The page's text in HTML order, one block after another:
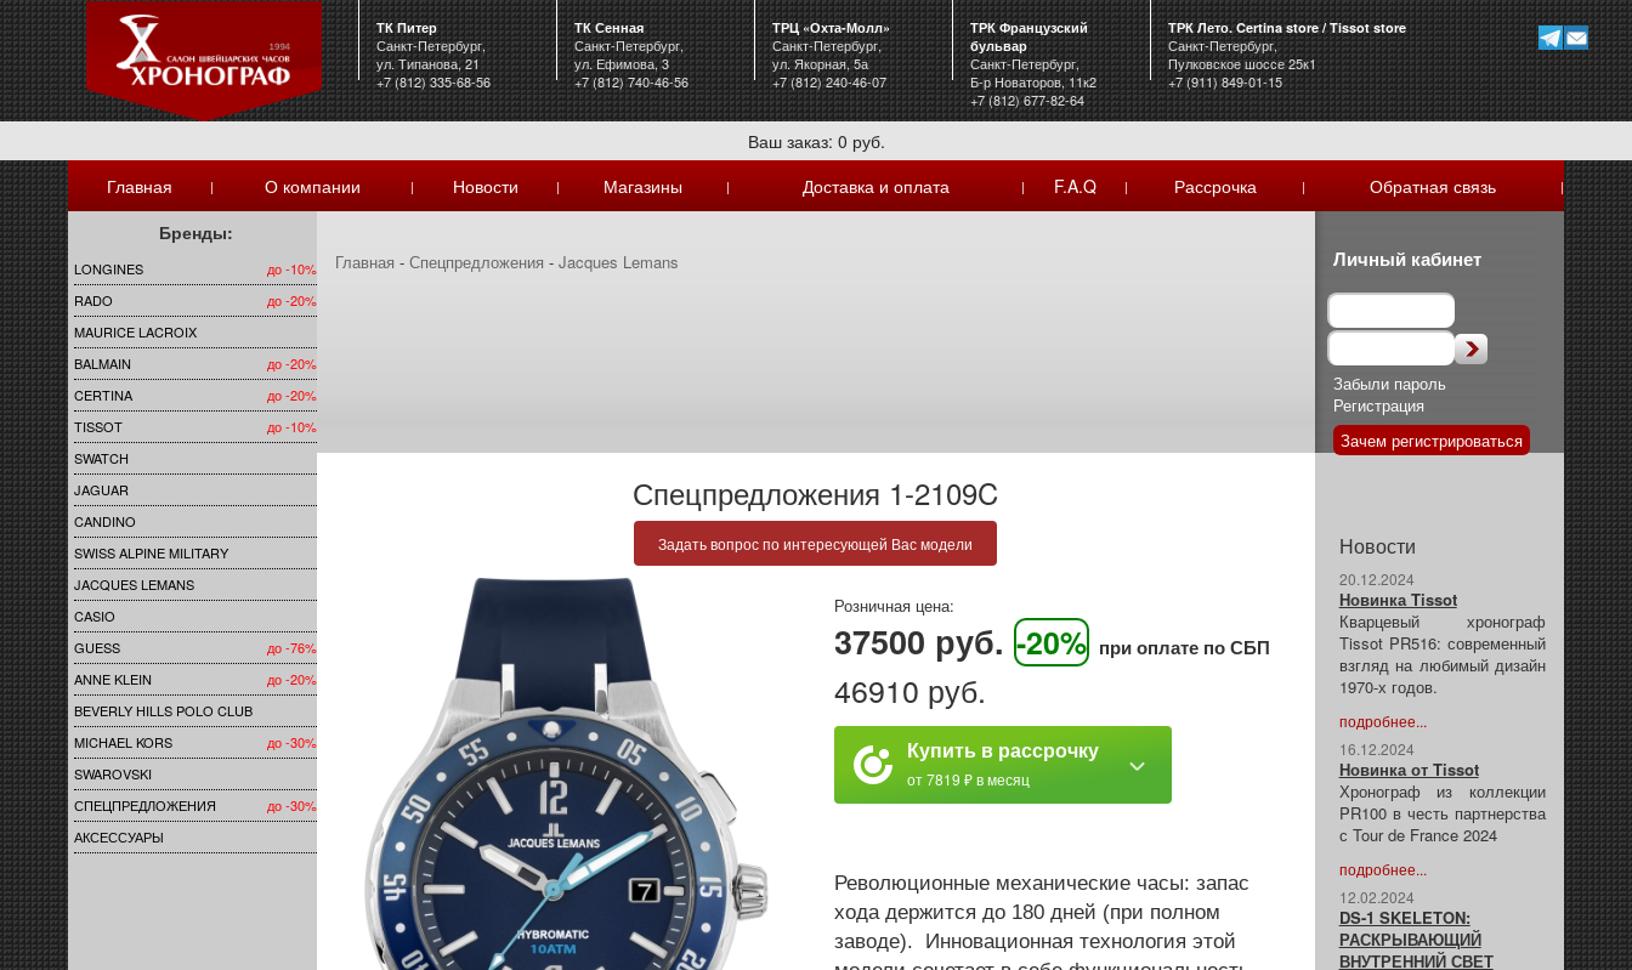
ТК Питер
Санкт-Петербург,
ул. Типанова, 21
+7 (812) 335-68-56
ТК Сенная
Санкт-Петербург,
ул. Ефимова, 3
+7 (812) 740-46-56
ТРЦ «Охта-Молл»
Санкт-Петербург,
ул. Якорная, 5а
+7 (812) 240-46-07
ТРК Французский
бульвар
Санкт-Петербург,
Б-р Новаторов, 11к2
+7 (812) 677-82-64
ТРК Лето. Certina store / Tissot store
Санкт-Петербург,
Пулковское шоссе 25к1
+7 (911) 849-01-15
Ваш заказ: 0 руб.
Главная
| О компании | Новости | Магазины | Доставка и оплата | F.A.Q | Рассрочка | Обратная связь |
Бренды:
LONGINES
до -10%
RADO
до -20%
MAURICE LACROIX
BALMAIN
до -20%
CERTINA
до -20%
TISSOT
до -10%
SWATCH
JAGUAR
CANDINO
SWISS ALPINE MILITARY
JACQUES LEMANS
CASIO
GUESS
до -76%
ANNE KLEIN
до -20%
BEVERLY HILLS POLO CLUB
MICHAEL KORS
до -30%
SWAROVSKI
СПЕЦПРЕДЛОЖЕНИЯ
до -30%
АКСЕССУАРЫ
Главная -Спецпредложения -Jacques Lemans
Спецпредложения 1-2109C
Задать вопрос по интересующей Вас модели
Розничная цена:
37500 руб. -20% при оплате по СБП
46910 руб.
Купить в рассрочку
от 7819 ₽ в месяц
Революционные механические часы: запас
хода держится до 180 дней (при полном
заводе). Инновационная технология этой
Личный кабинет
Забыли пароль
Регистрация
Зачем регистрироваться
Новости
20.12.2024
Новинка Tissot
Кварцевый хронограф
Tissot PR516: современный
взгляд на любимый дизайн
1970-х годов.
подробнее...
16.12.2024
Новинка от Tissot
Хронограф из коллекции
PR100 в честь партнерства
с Tour de France 2024
подробнее...
12.02.2024
DS-1 SKELETON:
РАСКРЫВАЮЩИЙ
ВНУТРЕННИЙ СВЕТ